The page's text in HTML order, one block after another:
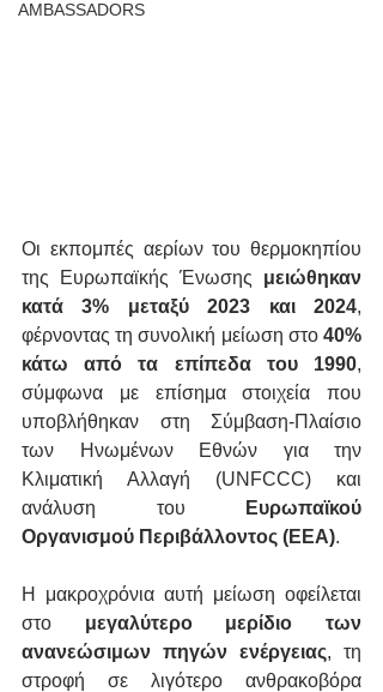
AMBASSADORS
Οι εκπομπές αερίων του θερμοκηπίου
της Ευρωπαϊκής Ένωσης μειώθηκαν
κατά 3% μεταξύ 2023 και 2024,
φέρνοντας τη συνολική μείωση στο 40%
κάτω από τα επίπεδα του 1990,
σύμφωνα με επίσημα στοιχεία που
υποβλήθηκαν στη Σύμβαση-Πλαίσιο
των Ηνωμένων Εθνών για την
Κλιματική Αλλαγή (UNFCCC) και
ανάλυση του
Ευρωπαϊκού
Οργανισμού Περιβάλλοντος (EEA).
Η μακροχρόνια αυτή μείωση οφείλεται
στο μεγαλύτερο μερίδιο των
ανανεώσιμων πηγών ενέργειας, τη
στροφή σε λιγότερο ανθρακοβόρα